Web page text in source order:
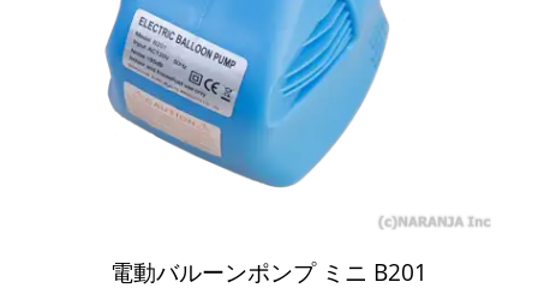
電動バルーンポンプ ミニ B201